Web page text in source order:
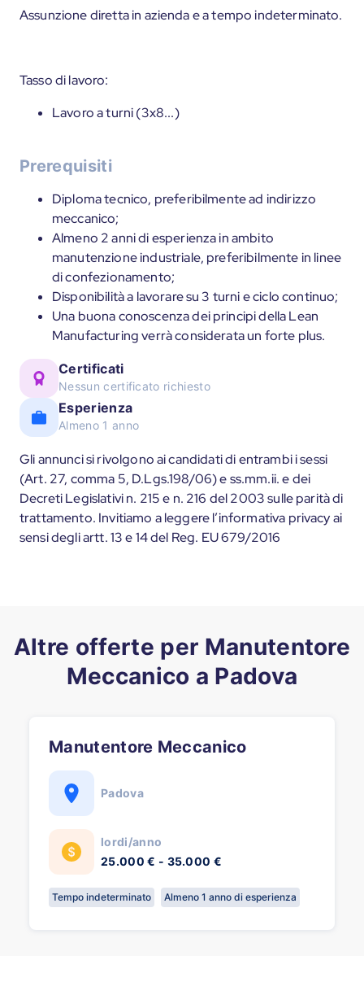
Assunzione diretta in azienda e a tempo indeterminato.
Tasso di lavoro:
Lavoro a turni (3x8...)
Prerequisiti
Diploma tecnico, preferibilmente ad indirizzo
meccanico;
Almeno 2 anni di esperienza in ambito
manutenzione industriale, preferibilmente in linee
di confezionamento;
Disponibilità a lavorare su 3 turni e ciclo continuo;
Una buona conoscenza dei principi della Lean
Manufacturing verrà considerata un forte plus.
Certificati
Nessun certificato richiesto
Esperienza
Almeno 1 anno
Gli annunci si rivolgono ai candidati di entrambi i sessi
(Art. 27, comma 5, D.Lgs.198/06) e ss.mm.ii. e dei
Decreti Legislativi n. 215 e n. 216 del 2003 sulle parità di
trattamento. Invitiamo a leggere l’informativa privacy ai
sensi degli artt. 13 e 14 del Reg. EU 679/2016
Altre offerte per Manutentore
Meccanico a Padova
Manutentore Meccanico
Padova
lordi/anno
25.000 € - 35.000 €
Tempo indeterminato Almeno 1 anno di esperienza